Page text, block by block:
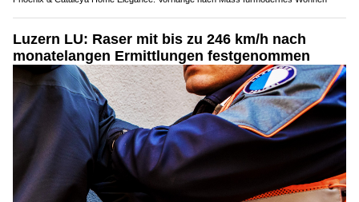
Luzern LU: Raser mit bis zu 246 km/h nach
monatelangen Ermittlungen festgenommen